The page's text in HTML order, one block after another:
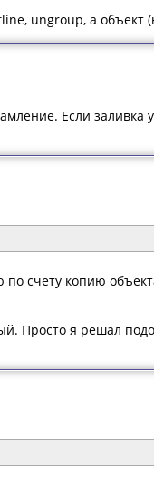
ungroup, а
Если
счету копию
Просто я решал